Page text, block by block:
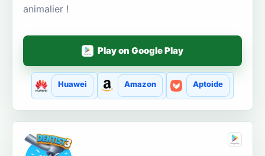
animalier !
Play on Google Play
Huawei Amazon Aptoide